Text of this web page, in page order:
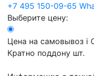
+7 495 150-09-65
Выберите цену:
Цена на самовывоз i
Кратно поддону шт.